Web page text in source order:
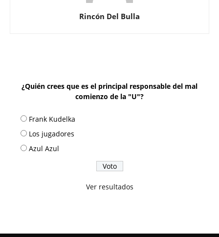
Rincón Del Bulla
¿Quién crees que es el principal responsable del mal
comienzo de la "U"?
Frank Kudelka
Los jugadores
Azul Azul
Ver resultados